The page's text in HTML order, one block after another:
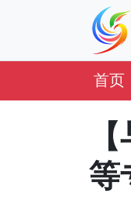
首页
等